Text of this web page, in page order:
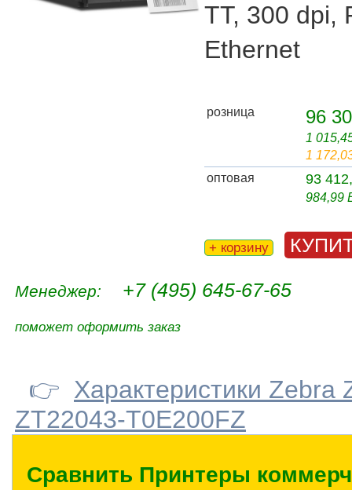
TT, 300 dpi,
Ethernet
розница 96
1
1
оптовая
93
984,99
+ корзину
Менеджер: +7 (495) 645-67-65
поможет оформить заказ
👉 Характеристики Zebra
ZT22043-T0E200FZ
Сравнить Принтеры